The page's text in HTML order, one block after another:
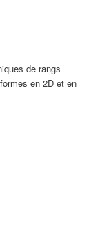
de rangs
en 2D et en